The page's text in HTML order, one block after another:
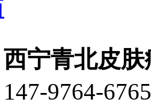
西宁青北皮肤
9764-